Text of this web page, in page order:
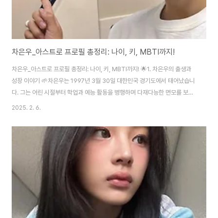
차은우_아스트로 프로필 총정리: 나이, 키, MBTI까지!
차은우_아스트로 프로필 총정리: 나이, 키, MBTI까지! 🌟1. 차은우의 출생과
성장 이야기 🌱차은우는 1997년 3월 30일 대한민국 경기도에서 태어났습니
다. 그는 어린 시절부터 학업과 예능 활동을 병행하며 다재다능한 면모를 보였
습니다.2. 데뷔 전 활동과 연습생 시절 🚀차은우는 연습생 시절부터 뛰어난 비
천재'라는 별명을 얻게 되었습니다.3. 아스트로로 데뷔 🌟2016년, 차은우는
보이그룹 아스트로의 멤버로 공식 데뷔하였습니다. 팀에서 그는 리드 보컬과
비주얼을 맡아 그룹의 인기를 견인하고 있습니다.4. 차은우의 나이와 키 📏차
은우의 나이는 28세이며, 키는 183cm입니다. 그의 훈훈한 외모와 훤칠한 키
는 팬들 사이..
2025. 2. 6.